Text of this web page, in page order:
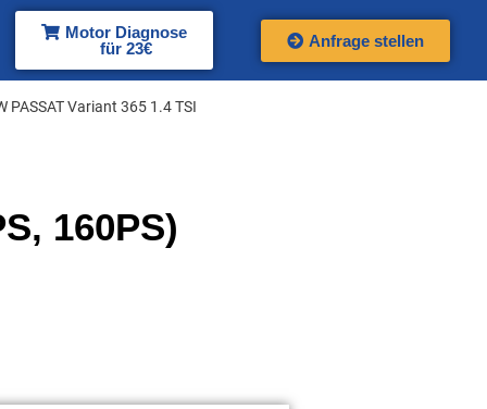
Motor Diagnose
für 23€
Anfrage stellen
PASSAT Variant 365 1.4 TSI
160PS)